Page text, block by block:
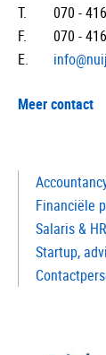
T.
070 -
F.
070 -
E.
Meer contact
Financiële
Salaris &
Startup,